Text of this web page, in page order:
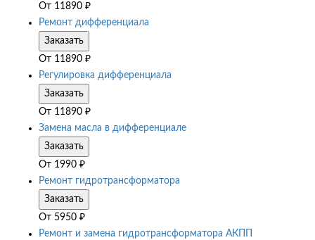
От 11890 ₽
Ремонт дифференциала
Заказать
От 11890 ₽
Регулировка дифференциала
Заказать
От 11890 ₽
Замена масла в дифференциале
Заказать
От 1990 ₽
Ремонт гидротрансформатора
Заказать
От 5950 ₽
Ремонт и замена гидротрансформатора АКПП